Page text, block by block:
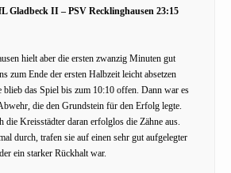
Gladbeck II – PSV Recklinghausen 23:15
hielt aber die ersten zwanzig Minuten gut
zum Ende der ersten Halbzeit leicht absetzen
blieb das Spiel bis zum 10:10 offen. Dann war es
die den Grundstein für den Erfolg legte.
die Kreisstädter daran erfolglos die Zähne aus.
durch, trafen sie auf einen sehr gut aufgelegter
ein starker Rückhalt war.